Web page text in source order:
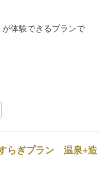
体験できるプランで
らぎプラン 温泉+造